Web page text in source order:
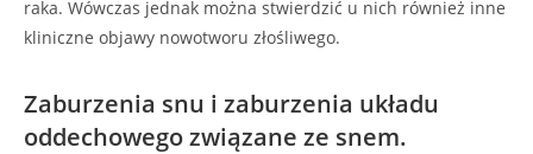
raka. Wówczas jednak można stwierdzić u nich również inne
kliniczne objawy nowotworu złośliwego.
Zaburzenia snu i zaburzenia układu
oddechowego związane ze snem.